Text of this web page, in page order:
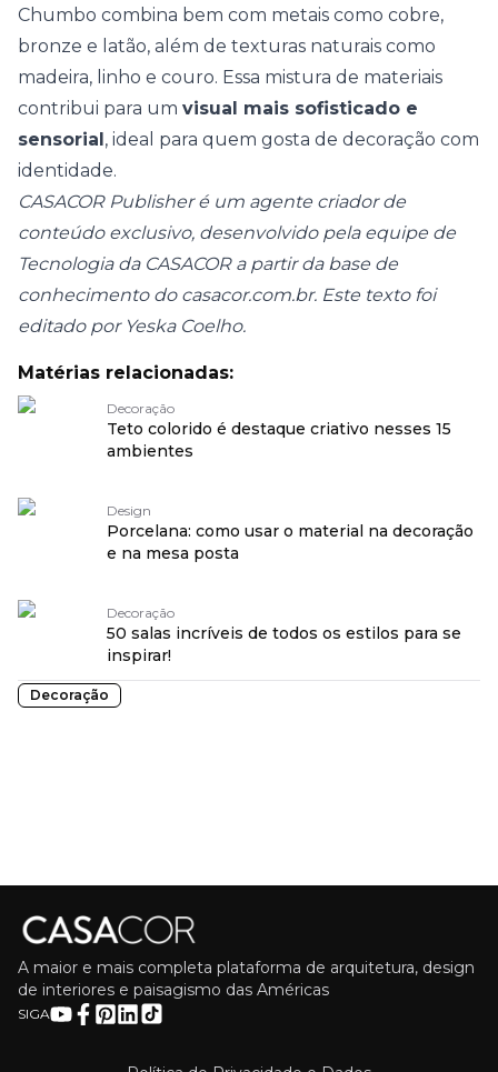
Chumbo combina bem com metais como cobre,
bronze e latão, além de texturas naturais como
madeira, linho e couro. Essa mistura de materiais
contribui para um visual mais sofisticado e
sensorial, ideal para quem gosta de decoração com
identidade.
CASACOR Publisher é um agente criador de
conteúdo exclusivo, desenvolvido pela equipe de
Tecnologia da CASACOR a partir da base de
conhecimento do casacor.com.br. Este texto foi
editado por Yeska Coelho.
Matérias relacionadas:
Decoração
Teto colorido é destaque criativo nesses 15
ambientes
Design
Porcelana: como usar o material na decoração
e na mesa posta
Decoração
50 salas incríveis de todos os estilos para se
inspirar!
Decoração
A maior e mais completa plataforma de arquitetura, design
de interiores e paisagismo das Américas
SIGA